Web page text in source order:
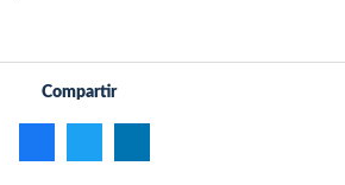
Compartir